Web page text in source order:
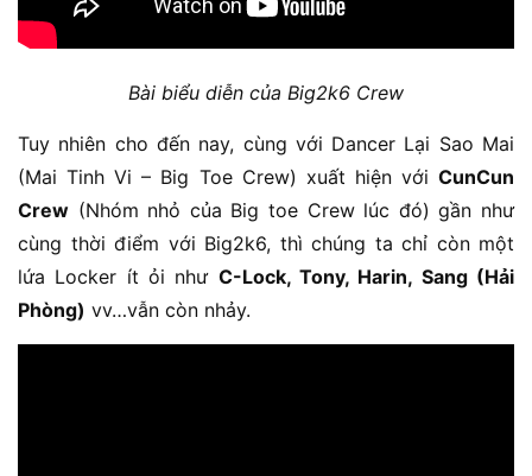
Bài biểu diễn của Big2k6 Crew
Tuy nhiên cho đến nay, cùng với Dancer Lại Sao Mai
(Mai Tinh Vi – Big Toe Crew) xuất hiện với CunCun
Crew (Nhóm nhỏ của Big toe Crew lúc đó) gần như
cùng thời điểm với Big2k6, thì chúng ta chỉ còn một
lứa Locker ít ỏi như C-Lock, Tony, Harin, Sang (Hải
Phòng) vv…vẫn còn nhảy.